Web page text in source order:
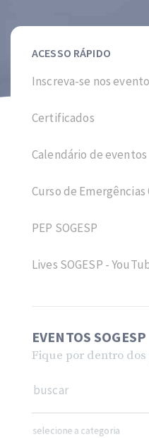
ACESSO RÁPIDO
Inscreva-se nos
Certificados
Calendário de eventos
Curso de
PEP SOGESP
Lives SOGESP -
EVENTOS SOGESP
Fique por dentro
buscar
selecione a categoria